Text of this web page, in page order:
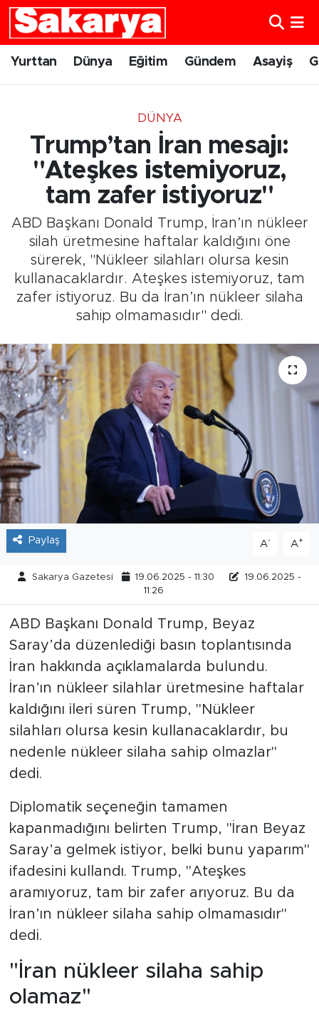
Yurttan Dünya Eğitim Gündem Asayiş
DÜNYA
Trump’tan İran mesajı:
"Ateşkes istemiyoruz,
tam zafer istiyoruz"
ABD Başkanı Donald Trump, İran’ın nükleer
silah üretmesine haftalar kaldığını öne
sürerek, "Nükleer silahları olursa kesin
kullanacaklardır. Ateşkes istemiyoruz, tam
zafer istiyoruz. Bu da İran’ın nükleer silaha
sahip olmamasıdır" dedi.
Paylaş A- A+
Sakarya Gazetesi 19.06.2025 - 11:30
19.06.2025 -
11:26
ABD Başkanı Donald Trump, Beyaz
Saray’da düzenlediği basın toplantısında
İran hakkında açıklamalarda bulundu.
İran’ın nükleer silahlar üretmesine haftalar
kaldığını ileri süren Trump, "Nükleer
silahları olursa kesin kullanacaklardır, bu
nedenle nükleer silaha sahip olmazlar"
dedi.
Diplomatik seçeneğin tamamen
kapanmadığını belirten Trump, "İran Beyaz
Saray’a gelmek istiyor, belki bunu yaparım"
ifadesini kullandı. Trump, "Ateşkes
aramıyoruz, tam bir zafer arıyoruz. Bu da
İran’ın nükleer silaha sahip olmamasıdır"
dedi.
"İran nükleer silaha sahip
olamaz"
Yurttan
Gündem
Eskişehirspor
Spor
Kültür Sanat
Tarihçe
Resmi İlanlar
Söyleşi
Foto Şaka
Teknoloji
Politika
Eskişehir Nöbetçi Eczaneler
Eskişehir Trafik Yoğunluk Haritası
Süper Lig Puan Durumu ve Fikstür
Tüm Manşetler
Son Dakika Haberleri
Haber Arşivi